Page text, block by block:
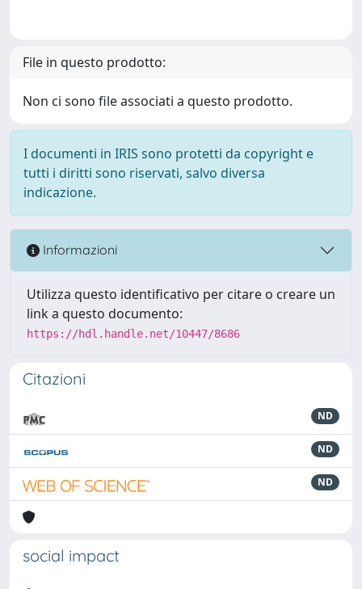
File in questo prodotto:
Non ci sono file associati a questo prodotto.
I documenti in IRIS sono protetti da copyright e
tutti i diritti sono riservati, salvo diversa
indicazione.
Informazioni
Utilizza questo identificativo per citare o creare un
link a questo documento:
https://hdl.handle.net/10447/8686
Citazioni
ND
ND
ND
social impact